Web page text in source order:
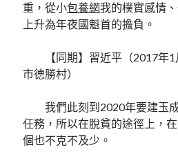
重，從小包養網我的樸實感情
上升為年夜國魁首的擔負。
【同期】習近平（2017年
市德勝村）
我們此刻到2020年要建玉
任務，所以在脫貧的途徑上，
個也不克不及少。